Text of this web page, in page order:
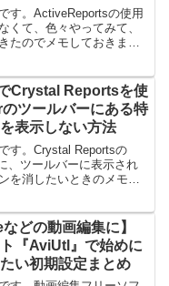
す。ActiveReportsの使用
くて、色々やってみて、
たのでメモしておきま
は別にプレビ...
Crystal Reportsを使
ツールバーにある特
表示しない方法
す。Crystal Reportsの
、ツールバーに表示され
を消したいときのメモ。
す。viewer...
などの動画編集に】
『AviUtl』で始めに
い初期設定まとめ